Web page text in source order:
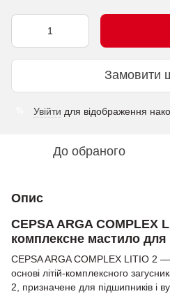
Замовити
Увійти для відображення
До обраного
Опис
CEPSA ARGA COMPLEX
комплексне мастило для
CEPSA ARGA COMPLEX LITIO 2
основі літій-комплексного
2, призначене для підшипників і